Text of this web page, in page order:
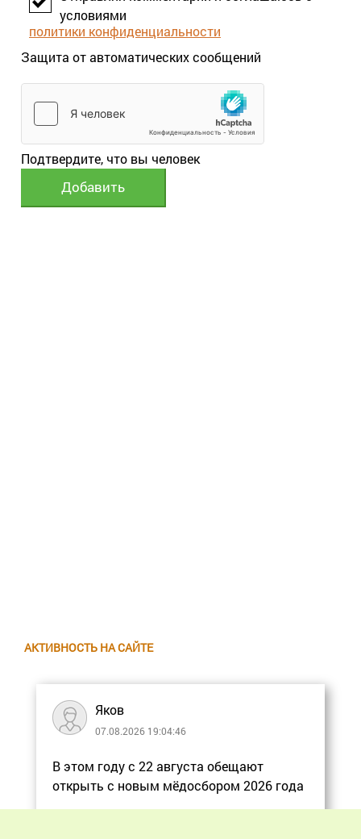
условиями
политики конфиденциальности
Защита от автоматических сообщений
Подтвердите, что вы человек
АКТИВНОСТЬ НА САЙТЕ
Яков
07.08.2026 19:04:46
В этом году с 22 августа обещают
открыть с новым мёдосбором 2026 года